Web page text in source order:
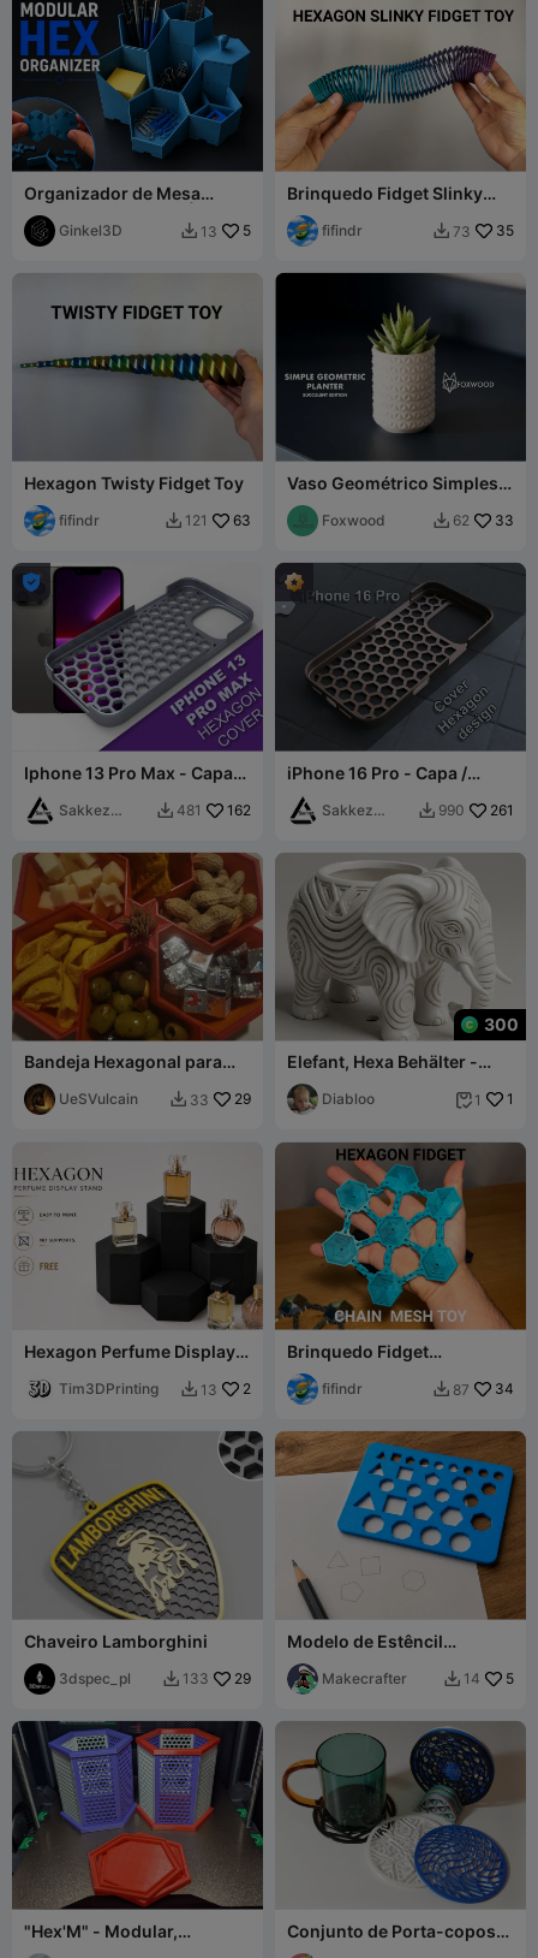
Organizador de Mesa
Hexagonal Modular |
Totalmente Personalizável
e Encaixável
Ginkel3D  13 5
Brinquedo Fidget Slinky
Hexagonal
fifindr  73 35
Hexagon Twisty Fidget Toy
fifindr  121 63
Vaso Geométrico Simples
Edição Suculentas
Foxwood  62 33

Iphone 13 Pro Max - Capa
Case Design Hexagonal
Sakkez
 481 162
iPhone 16 Pro - Capa /
Capinha Design Hexagonal
Sakkez
 990 261
Bandeja Hexagonal para
Aperitivos com Suporte
para Palitos
UeSVulcain  33 29
300
Elefant, Hexa Behälter -
Blümentopf
Diabloo  1 1
Hexagon Perfume Display
Tim3DPrinting  13 2
Brinquedo Fidget
Hexagonal de Corrente em
Malhafifindr  87 34
Chaveiro Lamborghini
3dspec_pl  133 29
Modelo de Estêncil
EasyTrace – Polígonos
Regulares (3 a 11 Lados)
Makecrafter  14 5
"Hex'M" - Modular,
Multicolorido, Sem
Conjunto de Porta-copos
Decorativo com Suporte